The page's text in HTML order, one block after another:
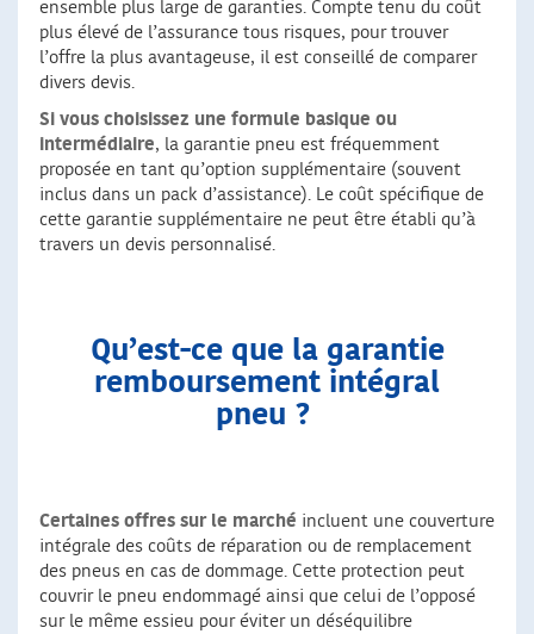
ensemble plus large de garanties. Compte tenu du coût
plus élevé de l’assurance tous risques, pour trouver
l’offre la plus avantageuse, il est conseillé de comparer
divers devis.
Si vous choisissez une formule basique ou
intermédiaire, la garantie pneu est fréquemment
proposée en tant qu’option supplémentaire (souvent
inclus dans un pack d’assistance). Le coût spécifique de
cette garantie supplémentaire ne peut être établi qu’à
travers un devis personnalisé.
Qu’est-ce que la garantie
remboursement intégral
pneu ?
Certaines offres sur le marché incluent une couverture
intégrale des coûts de réparation ou de remplacement
des pneus en cas de dommage. Cette protection peut
couvrir le pneu endommagé ainsi que celui de l’opposé
sur le même essieu pour éviter un déséquilibre